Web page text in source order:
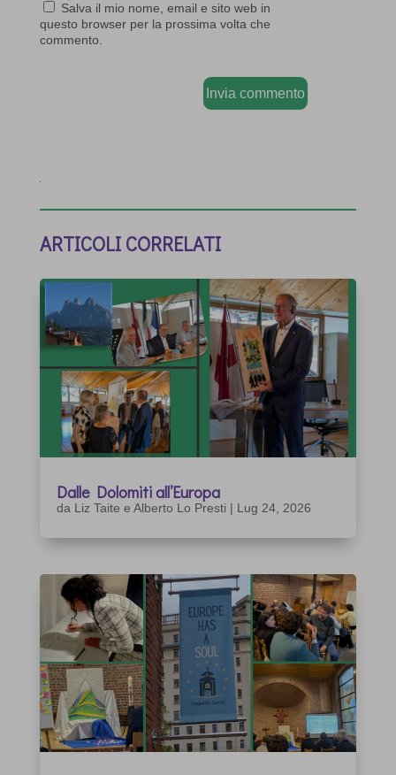
Salva il mio nome, email e sito web in
questo browser per la prossima volta che
commento.
Invia commento
ARTICOLI CORRELATI
Dalle Dolomiti all’Europa
da Liz Taite e Alberto Lo Presti | Lug 24, 2026